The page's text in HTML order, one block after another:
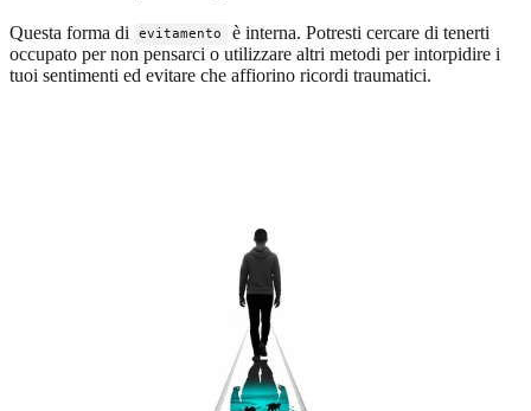
Questa forma di evitamento
è interna. Potresti cercare di tenerti
occupato per non pensarci o utilizzare altri metodi per intorpidire i
tuoi sentimenti ed evitare che affiorino ricordi traumatici.